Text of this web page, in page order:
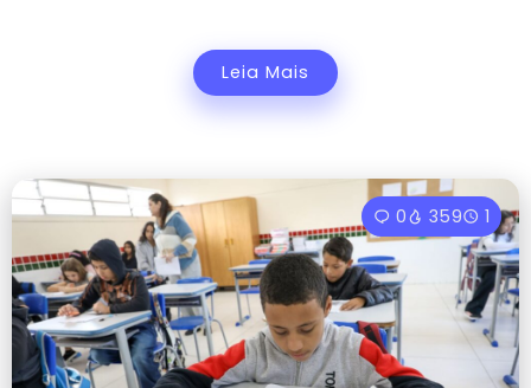
Leia Mais
0 359 1